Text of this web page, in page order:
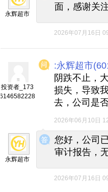
永辉超市
面，感谢关
2026年07月16日
投资者_173
6146582228
:永辉超市
阴跌不止，
损失，导致
去，公司是
2026年06月10日
◆
◆
永辉超市
您好，公司
审计报告，
2026年07月16日